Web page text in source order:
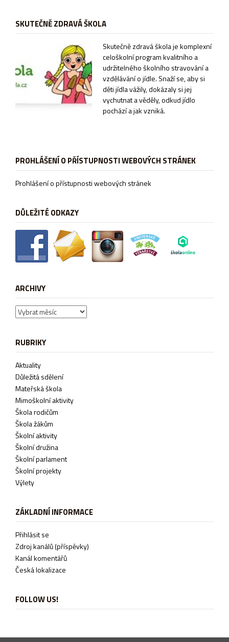
SKUTEČNĚ ZDRAVÁ ŠKOLA
Skutečně zdravá škola je komplexní
celoškolní program kvalitního a
udržitelného školního stravování a
vzdělávání o jídle. Snaží se, aby si
děti jídla vážily, dokázaly si jej
vychutnat a věděly, odkud jídlo
pochází a jak vzniká.
PROHLÁŠENÍ O PŘÍSTUPNOSTI WEBOVÝCH STRÁNEK
Prohlášení o přístupnosti webových stránek
DŮLEŽITÉ ODKAZY
ARCHIVY
Archivy
RUBRIKY
Aktuality
Důležitá sdělení
Mateřská škola
Mimoškolní aktivity
Škola rodičům
Škola žákům
Školní aktivity
Školní družina
Školní parlament
Školní projekty
Výlety
ZÁKLADNÍ INFORMACE
Přihlásit se
Zdroj kanálů (příspěvky)
Kanál komentářů
Česká lokalizace
FOLLOW US!